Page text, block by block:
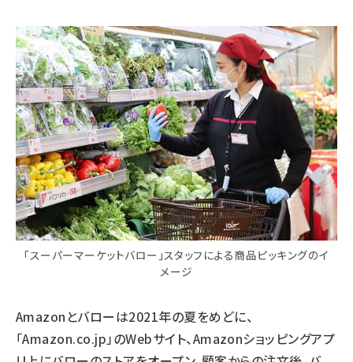
「スーパーマーケットバロー」スタッフによる商品ピッキングのイ
メージ
Amazonとバローは2021年の夏をめどに、
「Amazon.co.jp」のWebサイト、Amazonショッピングアプ